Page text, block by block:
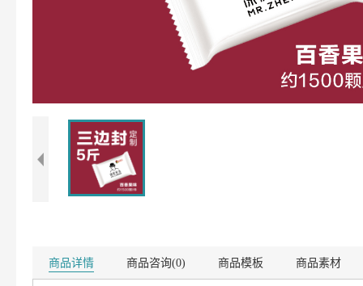
商品详情 商品咨询(0) 商品模板 商品素材